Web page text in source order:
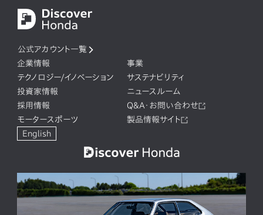
公式アカウント一覧
企業情報
事業
テクノロジー/イノベーション
サステナビリティ
投資家情報
ニュースルーム
採用情報
Q&A・お問い合わせ
モータースポーツ
製品情報サイト
English